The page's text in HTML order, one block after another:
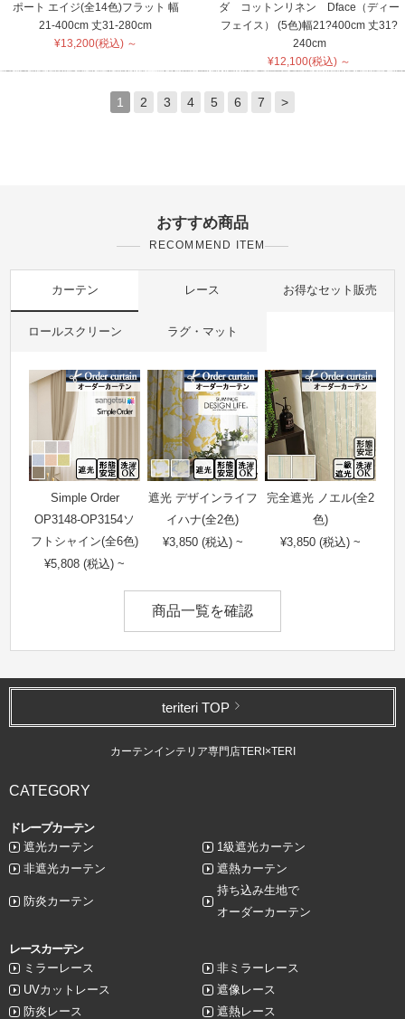
ポート エイジ(全14色)フラット 幅
21-400cm 丈31-280cm
¥13,200(税込) ～
ダ コットンリネン Dface（ディー
フェイス） (5色)幅21?400cm 丈31?
240cm
¥12,100(税込) ～
1 2 3 4 5 6 7 >
おすすめ商品
RECOMMEND ITEM
カーテン レース お得なセット販売
ロールスクリーン ラグ・マット
Simple Order
OP3148-OP3154ソ
フトシャイン(全6色)
¥5,808 (税込) ~
遮光 デザインライフ
イハナ(全2色)
¥3,850 (税込) ~
完全遮光 ノエル(全2
色)
¥3,850 (税込) ~
商品一覧を確認
teriteri TOP
カーテンインテリア専門店TERI×TERI
CATEGORY
ドレープカーテン
遮光カーテン
1級遮光カーテン
非遮光カーテン
遮熱カーテン
防炎カーテン
持ち込み生地で
オーダーカーテン
レースカーテン
ミラーレース
非ミラーレース
UVカットレース
遮像レース
防炎レース
遮熱レース